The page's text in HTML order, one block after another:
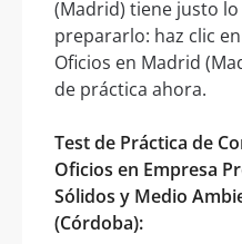
(Madrid) tiene justo
prepararlo: haz clic
Oficios en Madrid
de práctica ahora.
Test de Práctica de
Oficios en Empresa
Sólidos y Medio
(Córdoba):